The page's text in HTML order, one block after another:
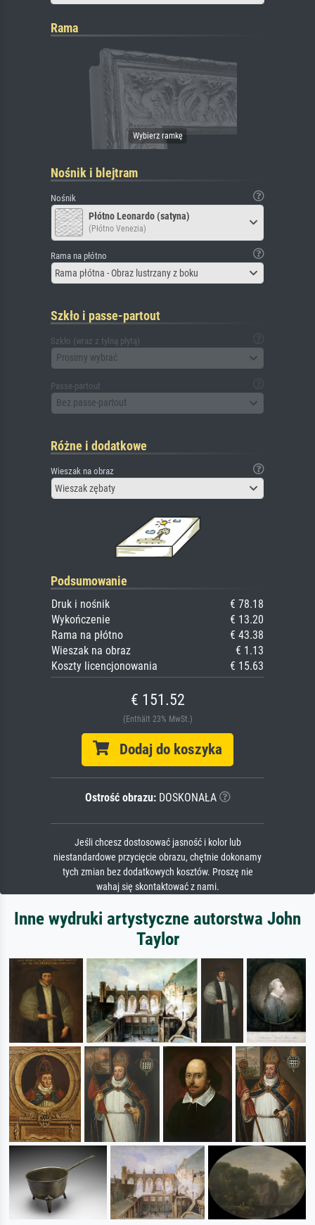
Rama
Nośnik i blejtram
Nośnik
Płótno Leonardo (satyna)
(Płótno Venezia)
Rama na płótno
Rama płótna - Obraz lustrzany z boku
Szkło i passe-partout
Szkło (wraz z tylną płytą)
Prosimy wybrać
Passe-partout
Bez passe-partout
Różne i dodatkowe
Wieszak na obraz
Wieszak zębaty
Podsumowanie
Druk i nośnik
€ 78.18
Wykończenie
€ 13.20
Rama na płótno
€ 43.38
Wieszak na obraz
€ 1.13
Koszty licencjonowania
€ 15.63
€ 151.52
(Enthält 23% MwSt.)
Dodaj do koszyka
Ostrość obrazu:DOSKONAŁA
Jeśli chcesz dostosować jasność i kolor lub
niestandardowe przycięcie obrazu, chętnie dokonamy
tych zmian bez dodatkowych kosztów. Proszę nie
wahaj się skontaktować z nami.
Inne wydruki artystyczne autorstwa John
Taylor